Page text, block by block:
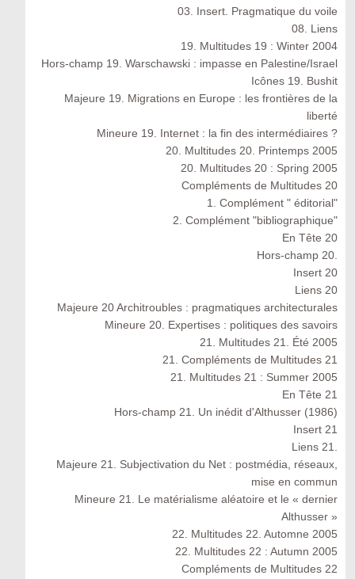
03. Insert. Pragmatique du voile
08. Liens
19. Multitudes 19 : Winter 2004
Hors-champ 19. Warschawski : impasse en Palestine/Israel
Icônes 19. Bushit
Majeure 19. Migrations en Europe : les frontières de la
liberté
Mineure 19. Internet : la fin des intermédiaires ?
20. Multitudes 20. Printemps 2005
20. Multitudes 20 : Spring 2005
Compléments de Multitudes 20
1. Complément " éditorial"
2. Complément "bibliographique"
En Tête 20
Hors-champ 20.
Insert 20
Liens 20
Majeure 20 Architroubles : pragmatiques architecturales
Mineure 20. Expertises : politiques des savoirs
21. Multitudes 21. Été 2005
21. Compléments de Multitudes 21
21. Multitudes 21 : Summer 2005
En Tête 21
Hors-champ 21. Un inédit d'Althusser (1986)
Insert 21
Liens 21.
Majeure 21. Subjectivation du Net : postmédia, réseaux,
mise en commun
Mineure 21. Le matérialisme aléatoire et le « dernier
Althusser »
22. Multitudes 22. Automne 2005
22. Multitudes 22 : Autumn 2005
Compléments de Multitudes 22